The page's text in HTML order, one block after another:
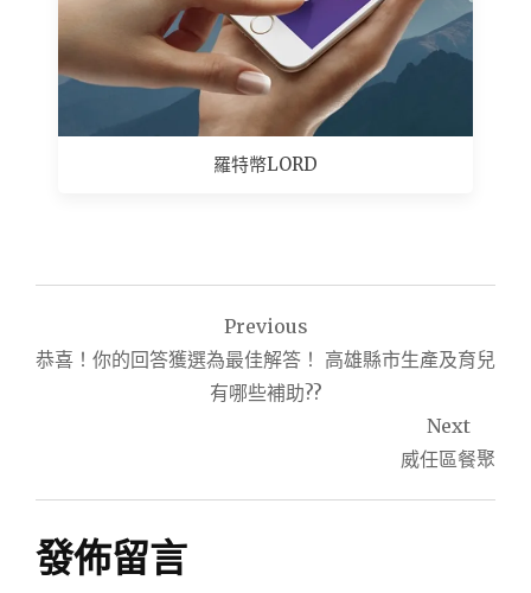
羅特幣LORD
章
Previous
恭喜！你的回答獲選為最佳解答！ 高雄縣市生產及育兒
有哪些補助??
Next
威任區餐聚
發佈留言